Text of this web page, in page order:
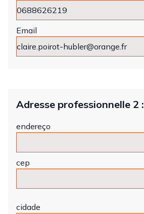
Email
Adresse professionnelle 2 :
endereço
cep
cidade